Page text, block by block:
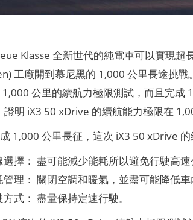
Klasse 全新世代的純電車可以實現
工廠開到慕尼黑的 1,000 公里長途挑
1,000 公里的續航力極限測試，而且完
證明 iX3 50 xDrive 的續航能力極限在
1,000 公里長征，這次 iX3 50 xDrive
選擇： 盡可能減少能耗所以避免行駛高速
管理： 關閉空調和暖氣，並盡可能降低
方式： 盡量保持定速行駛。